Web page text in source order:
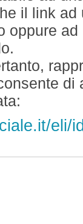
il link
oppure
eli/